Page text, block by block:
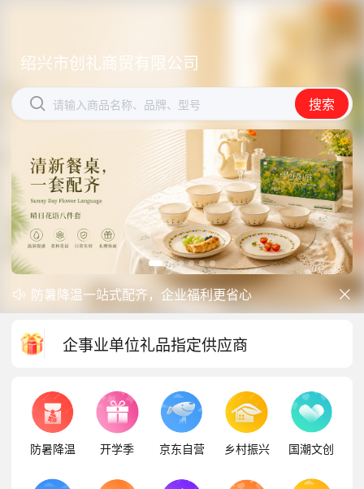
绍兴市创礼商贸有限公司
 请输入商品名称、品牌、型号 搜索
绍兴市创礼商贸有限公司
 请输入商品名称、品牌、型号 搜索

防暑降温一站式配齐，企业福利更省心
开学季礼品专区现已正式上线！
中秋礼品专区上线｜臻选团圆好礼

企事业单位礼品指定供应商
防暑降温 开学季 京东自营 乡村振兴 国潮文创